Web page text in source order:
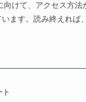
向けて、アクセス方法
ます。読み終えれば